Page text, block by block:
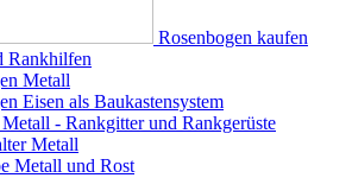
Rosenbogen kaufen
Rankhilfen
Metall
Eisen als Baukastensystem
- Rankgitter und Rankgerüste
Metall
Metall und Rost